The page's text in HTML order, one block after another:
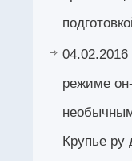
04.02.2016
режиме
Крупье ру